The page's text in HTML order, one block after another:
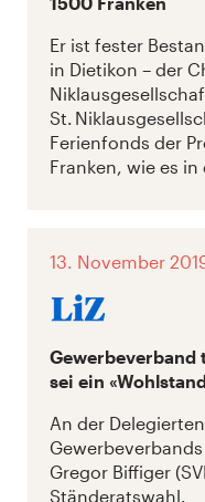
Er ist fester
in Dietikon – der
St.
Ferienfonds der
Franken, wie es
13. November
sei ein
An der
Gregor Biffiger
Ständeratswahl.